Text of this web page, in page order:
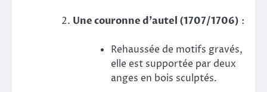
Une couronne d’autel (1707/1706) :
Rehaussée de motifs gravés,
elle est supportée par deux
anges en bois sculptés.